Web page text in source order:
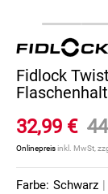
Fidlock
32,99 €
Onlinepreisinkl. MwSt,
Farbe: Schwarz |